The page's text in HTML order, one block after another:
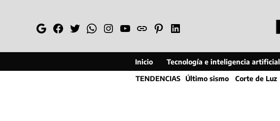
GoogleFacebook
TwitterWhatsapp
Instagram
YouTube
WebPinterestLinkedin
Inicio Tecnología e inteligencia artificial
TENDENCIAS Último sismo Corte de Luz